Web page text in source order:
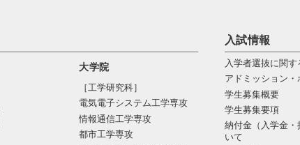
大学院
［工学研究科］
電気電⼦システム⼯学専攻
情報通信⼯学専攻
都市⼯学専攻
入試情報
入学者選抜に関す
アドミッション・
学生募集概要
学生募集要項
納付金（入学金・
いて